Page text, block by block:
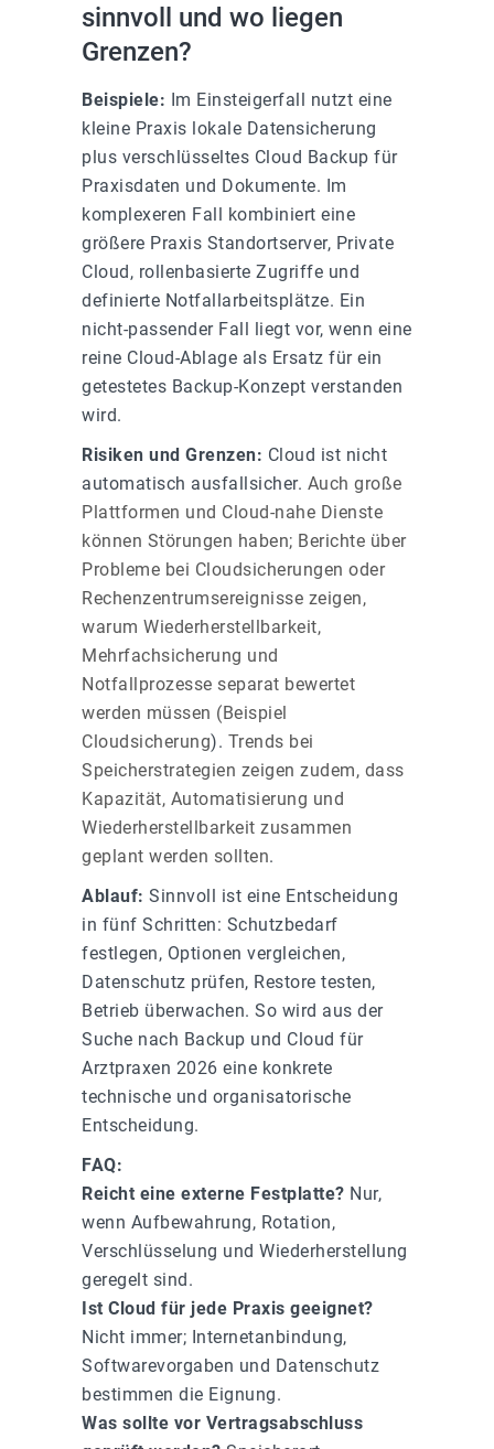
sinnvoll und wo liegen
Grenzen?
Beispiele: Im Einsteigerfall nutzt eine
kleine Praxis lokale Datensicherung
plus verschlüsseltes Cloud Backup für
Praxisdaten und Dokumente. Im
komplexeren Fall kombiniert eine
größere Praxis Standortserver, Private
Cloud, rollenbasierte Zugriffe und
definierte Notfallarbeitsplätze. Ein
nicht-passender Fall liegt vor, wenn eine
reine Cloud-Ablage als Ersatz für ein
getestetes Backup-Konzept verstanden
wird.
Risiken und Grenzen: Cloud ist nicht
automatisch ausfallsicher. Auch große
Plattformen und Cloud-nahe Dienste
können Störungen haben; Berichte über
Probleme bei Cloudsicherungen oder
Rechenzentrumsereignisse zeigen,
warum Wiederherstellbarkeit,
Mehrfachsicherung und
Notfallprozesse separat bewertet
werden müssen (Beispiel
Cloudsicherung). Trends bei
Speicherstrategien zeigen zudem, dass
Kapazität, Automatisierung und
Wiederherstellbarkeit zusammen
geplant werden sollten.
Ablauf: Sinnvoll ist eine Entscheidung
in fünf Schritten: Schutzbedarf
festlegen, Optionen vergleichen,
Datenschutz prüfen, Restore testen,
Betrieb überwachen. So wird aus der
Suche nach Backup und Cloud für
Arztpraxen 2026 eine konkrete
technische und organisatorische
Entscheidung.
FAQ:
Reicht eine externe Festplatte? Nur,
wenn Aufbewahrung, Rotation,
Verschlüsselung und Wiederherstellung
geregelt sind.
Ist Cloud für jede Praxis geeignet?
Nicht immer; Internetanbindung,
Softwarevorgaben und Datenschutz
bestimmen die Eignung.
Was sollte vor Vertragsabschluss